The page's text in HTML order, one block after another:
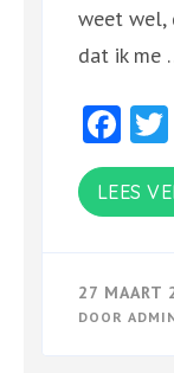
weet wel,
dat ik me
LEES
27 MAART
DOOR